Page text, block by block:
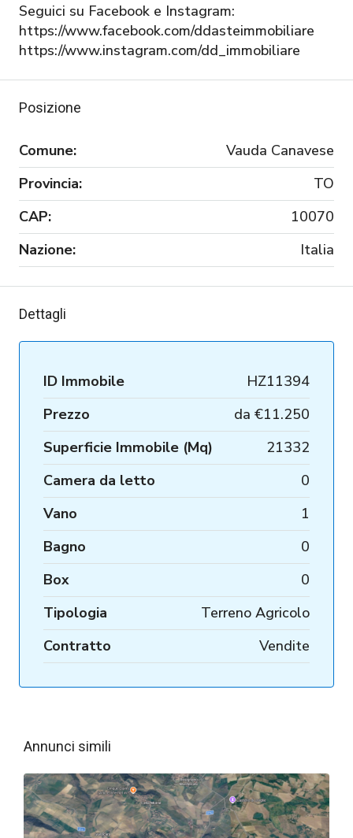
Seguici su Facebook e Instagram:
https://www.facebook.com/ddasteimmobiliare
https://www.instagram.com/dd_immobiliare
Posizione
Comune:
Vauda Canavese
Provincia:
TO
CAP:
10070
Nazione:
Italia
Dettagli
ID Immobile
HZ11394
Prezzo
da €11.250
Superficie Immobile (Mq)
21332
Camera da letto
0
Vano
1
Bagno
0
Box
0
Tipologia
Terreno Agricolo
Contratto
Vendite
Annunci simili